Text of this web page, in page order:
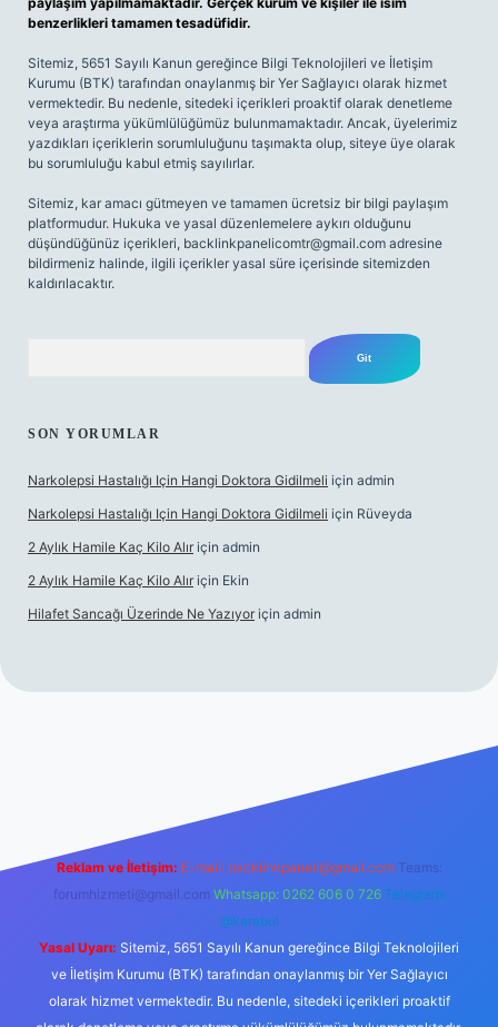
benzerlikleri tamamen tesadüfidir.
Sitemiz, 5651 Sayılı Kanun gereğince Bilgi Teknolojileri ve İletişim
Kurumu (BTK) tarafından onaylanmış bir Yer Sağlayıcı olarak hizmet
vermektedir. Bu nedenle, sitedeki içerikleri proaktif olarak denetleme
veya araştırma yükümlülüğümüz bulunmamaktadır. Ancak, üyelerimiz
yazdıkları içeriklerin sorumluluğunu taşımakta olup, siteye üye olarak
bu sorumluluğu kabul etmiş sayılırlar.
Sitemiz, kar amacı gütmeyen ve tamamen ücretsiz bir bilgi paylaşım
platformudur. Hukuka ve yasal düzenlemelere aykırı olduğunu
düşündüğünüz içerikleri, backlinkpanelicomtr@gmail.com adresine
bildirmeniz halinde, ilgili içerikler yasal süre içerisinde sitemizden
kaldırılacaktır.
SON YORUMLAR
Narkolepsi Hastalığı Için Hangi Doktora Gidilmeli için admin
Narkolepsi Hastalığı Için Hangi Doktora Gidilmeli için Rüveyda
2 Aylık Hamile Kaç Kilo Alır için admin
2 Aylık Hamile Kaç Kilo Alır için Ekin
Hilafet Sancağı Üzerinde Ne Yazıyor için admin
Reklam ve İletişim: E-mail: backlinkpaneli@gmail.com Teams:
forumhizmeti@gmail.com Whatsapp: 0262 606 0 726 Telegram:
@karabul
Yasal Uyarı: Sitemiz, 5651 Sayılı Kanun gereğince Bilgi Teknolojileri
ve İletişim Kurumu (BTK) tarafından onaylanmış bir Yer Sağlayıcı
olarak hizmet vermektedir. Bu nedenle, sitedeki içerikleri proaktif